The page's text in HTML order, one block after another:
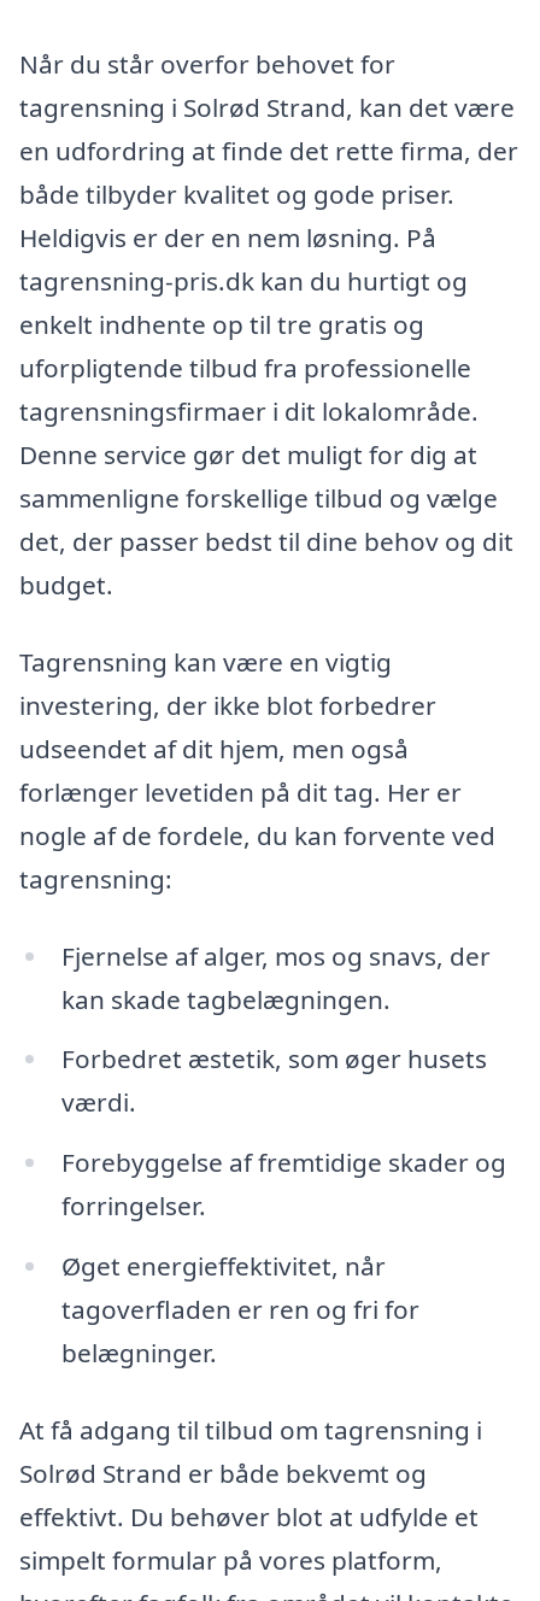
Når du står overfor behovet for
tagrensning i Solrød Strand, kan det være
en udfordring at finde det rette firma, der
både tilbyder kvalitet og gode priser.
Heldigvis er der en nem løsning. På
tagrensning-pris.dk kan du hurtigt og
enkelt indhente op til tre gratis og
uforpligtende tilbud fra professionelle
tagrensningsfirmaer i dit lokalområde.
Denne service gør det muligt for dig at
sammenligne forskellige tilbud og vælge
det, der passer bedst til dine behov og dit
budget.
Tagrensning kan være en vigtig
investering, der ikke blot forbedrer
udseendet af dit hjem, men også
forlænger levetiden på dit tag. Her er
nogle af de fordele, du kan forvente ved
tagrensning:
Fjernelse af alger, mos og snavs, der
kan skade tagbelægningen.
Forbedret æstetik, som øger husets
værdi.
Forebyggelse af fremtidige skader og
forringelser.
Øget energieffektivitet, når
tagoverfladen er ren og fri for
belægninger.
At få adgang til tilbud om tagrensning i
Solrød Strand er både bekvemt og
effektivt. Du behøver blot at udfylde et
simpelt formular på vores platform,